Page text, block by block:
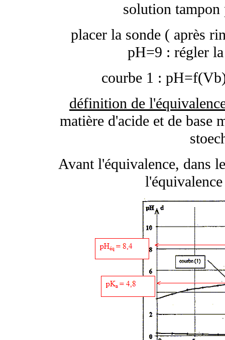
solution
placer la sonde ( après
pH=9 : régler
courbe 1 :
définition de
matière d'acide et de base
Avant l'équivalence, dans